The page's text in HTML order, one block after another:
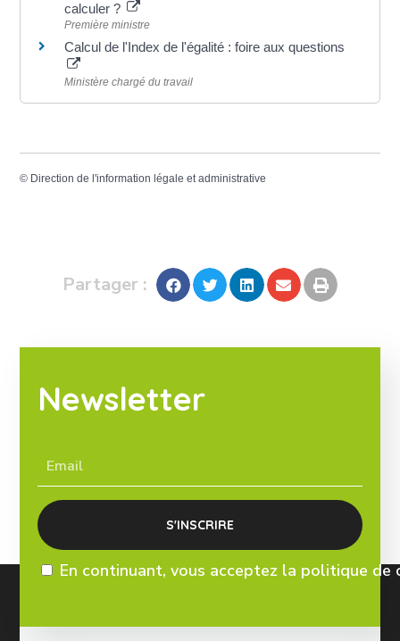
calculer ?
Première ministre
Calcul de l'Index de l'égalité : foire aux questions
Ministère chargé du travail
© Direction de l'information légale et administrative
Partager :
Newsletter
En continuant, vous acceptez la politique